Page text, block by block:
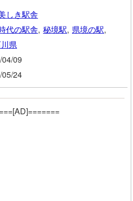
しき駅舎
代の駅舎, 秘境駅, 県境の駅,
県
09
24